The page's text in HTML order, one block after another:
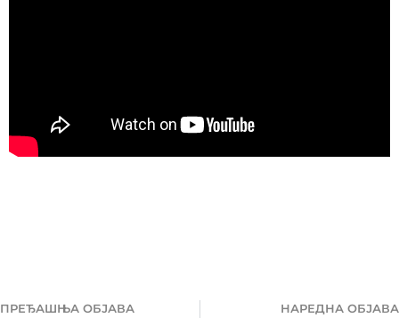
ПРЕЂАШЊА ОБЈАВА НАРЕДНА ОБЈАВА